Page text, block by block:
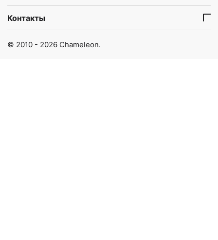
Контакты
© 2010 - 2026 Chameleon.